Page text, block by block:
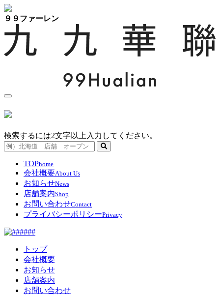
９９ファーレン
検索するには2文字以上入力してください。
TOPhome
会社概要About Us
お知らせNews
店舗案内Shop
お問い合わせContact
プライバシーポリシーPrivacy
トップ
会社概要
お知らせ
店舗案内
お問い合わせ